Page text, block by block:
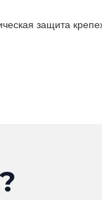
защита